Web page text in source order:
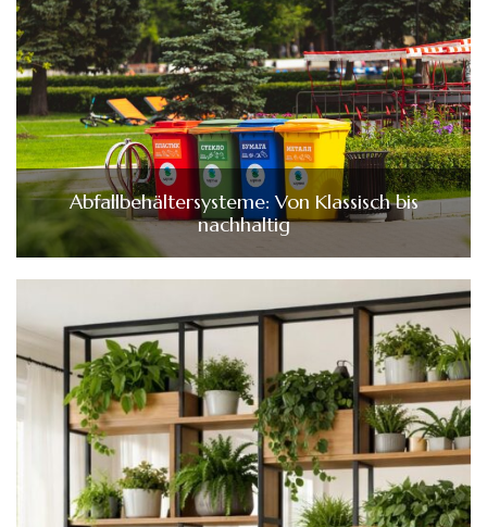
Abfallbehältersysteme: Von Klassisch bis
nachhaltig